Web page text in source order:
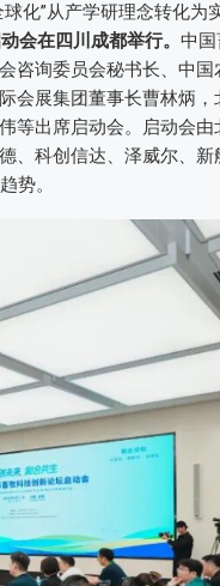
化”从产学研理念转化为
会在四川成都举行。 中
咨询委员会秘书长、中国
会展集团董事长曹林炳
等出席启动会。启动会
、科创信达、泽威尔、新
势。